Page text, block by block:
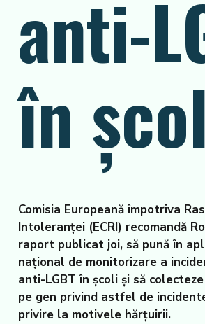
anti-
în
Comisia Europeană împotriva
Intoleranței (ECRI) recomandă
raport publicat joi, să pună în
național de monitorizare a
anti-LGBT în școli și să
pe gen privind astfel de
privire la motivele hărțuirii.